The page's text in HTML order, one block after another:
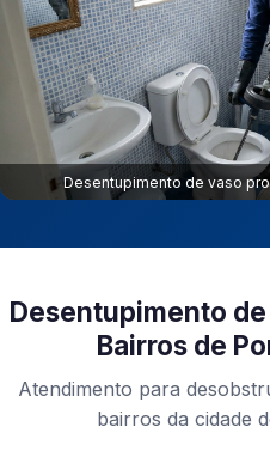
Desentupimento de vaso
Desentupimento
Bairros de
Atendimento para
bairros da cidade